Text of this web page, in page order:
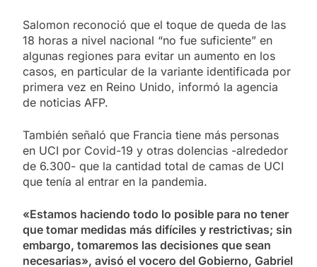
Salomon reconoció que el toque de queda de las
18 horas a nivel nacional “no fue suficiente” en
algunas regiones para evitar un aumento en los
casos, en particular de la variante identificada por
primera vez en Reino Unido, informó la agencia
de noticias AFP.
También señaló que Francia tiene más personas
en UCI por Covid-19 y otras dolencias -alrededor
de 6.300- que la cantidad total de camas de UCI
que tenía al entrar en la pandemia.
«Estamos haciendo todo lo posible para no tener
que tomar medidas más difíciles y restrictivas; sin
embargo, tomaremos las decisiones que sean
necesarias», avisó el vocero del Gobierno, Gabriel